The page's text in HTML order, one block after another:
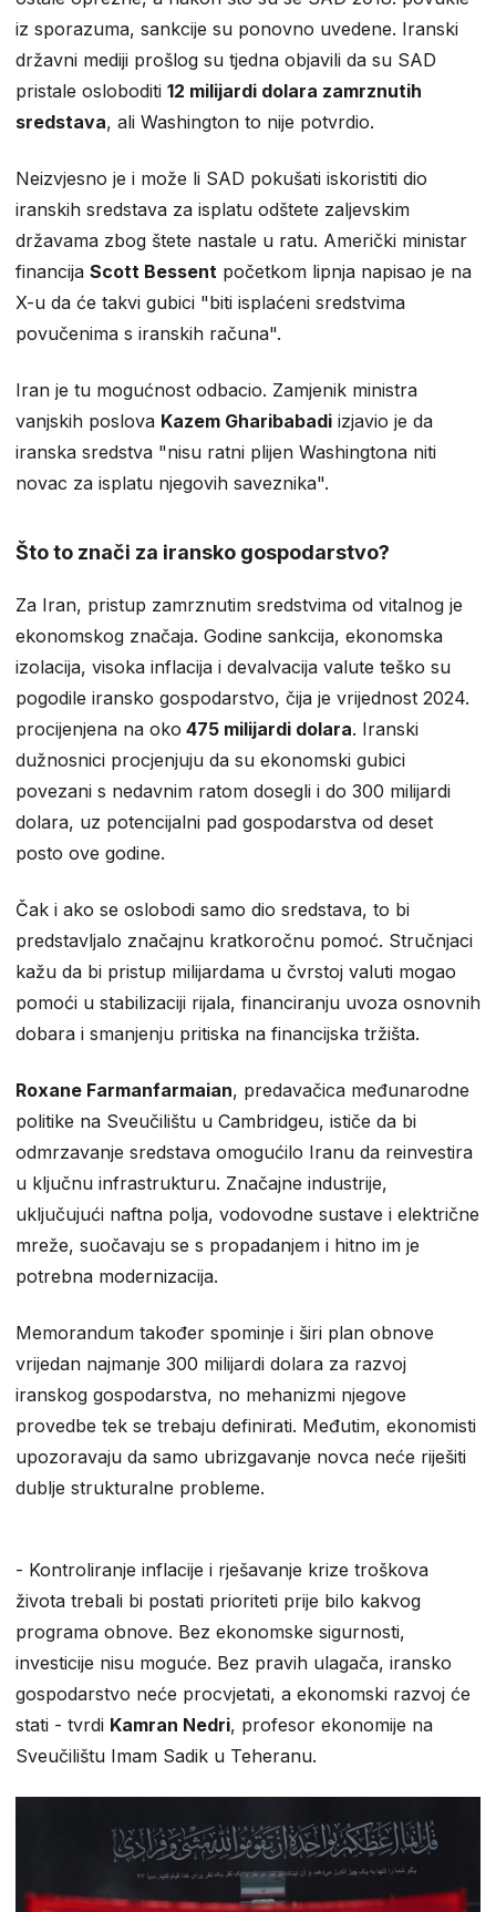
iz sporazuma, sankcije su ponovno uvedene. Iranski
državni mediji prošlog su tjedna objavili da su SAD
pristale osloboditi 12 milijardi dolara zamrznutih
sredstava, ali Washington to nije potvrdio.
Neizvjesno je i može li SAD pokušati iskoristiti dio
iranskih sredstava za isplatu odštete zaljevskim
državama zbog štete nastale u ratu. Američki ministar
financija Scott Bessent početkom lipnja napisao je na
X-u da će takvi gubici "biti isplaćeni sredstvima
povučenima s iranskih računa".
Iran je tu mogućnost odbacio. Zamjenik ministra
vanjskih poslova Kazem Gharibabadi izjavio je da
iranska sredstva "nisu ratni plijen Washingtona niti
novac za isplatu njegovih saveznika".
Što to znači za iransko gospodarstvo?
Za Iran, pristup zamrznutim sredstvima od vitalnog je
ekonomskog značaja. Godine sankcija, ekonomska
izolacija, visoka inflacija i devalvacija valute teško su
pogodile iransko gospodarstvo, čija je vrijednost 2024.
procijenjena na oko 475 milijardi dolara. Iranski
dužnosnici procjenjuju da su ekonomski gubici
povezani s nedavnim ratom dosegli i do 300 milijardi
dolara, uz potencijalni pad gospodarstva od deset
posto ove godine.
Čak i ako se oslobodi samo dio sredstava, to bi
predstavljalo značajnu kratkoročnu pomoć. Stručnjaci
kažu da bi pristup milijardama u čvrstoj valuti mogao
pomoći u stabilizaciji rijala, financiranju uvoza osnovnih
dobara i smanjenju pritiska na financijska tržišta.
Roxane Farmanfarmaian, predavačica međunarodne
politike na Sveučilištu u Cambridgeu, ističe da bi
odmrzavanje sredstava omogućilo Iranu da reinvestira
u ključnu infrastrukturu. Značajne industrije,
uključujući naftna polja, vodovodne sustave i električne
mreže, suočavaju se s propadanjem i hitno im je
potrebna modernizacija.
Memorandum također spominje i širi plan obnove
vrijedan najmanje 300 milijardi dolara za razvoj
iranskog gospodarstva, no mehanizmi njegove
provedbe tek se trebaju definirati. Međutim, ekonomisti
upozoravaju da samo ubrizgavanje novca neće riješiti
dublje strukturalne probleme.
​- Kontroliranje inflacije i rješavanje krize troškova
života trebali bi postati prioriteti prije bilo kakvog
programa obnove. Bez ekonomske sigurnosti,
investicije nisu moguće. Bez pravih ulagača, iransko
gospodarstvo neće procvjetati, a ekonomski razvoj će
stati - tvrdi Kamran Nedri, profesor ekonomije na
Sveučilištu Imam Sadik u Teheranu.